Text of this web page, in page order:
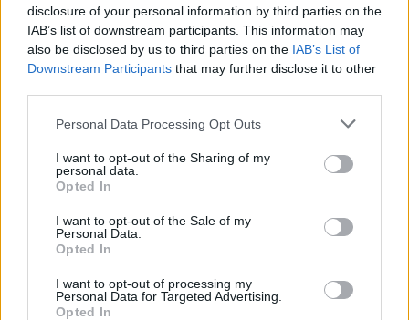
disclosure of your personal information by third parties on the
IAB’s list of downstream participants. This information may
also be disclosed by us to third parties on the IAB’s List of
Downstream Participants that may further disclose it to other
Personal Data Processing Opt Outs
I want to opt-out of the Sharing of my
personal data.
Opted In
I want to opt-out of the Sale of my
Personal Data.
Opted In
I want to opt-out of processing my
Personal Data for Targeted Advertising.
Opted In
2021
Borussia
Dortmund
2-1 Stoccarda
2021 Stoccarda 2-3
Borussia
Prossime partite Borussia
Arsenale 09/08
Borussia
Dortmund